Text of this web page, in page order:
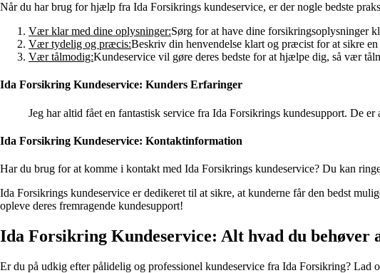
Når du har brug for hjælp fra Ida Forsikrings kundeservice, er der nogle bedste
Vær klar med dine oplysninger:Sørg for at have dine forsikringsoplysninger
Vær tydelig og præcis:Beskriv din henvendelse klart og præcist for at sikre
Vær tålmodig:Kundeservice vil gøre deres bedste for at hjælpe dig, så vær
Ida Forsikring Kundeservice: Kunders Erfaringer
Jeg har altid fået en fantastisk service fra Ida Forsikrings kundesupport. De
Ida Forsikring Kundeservice: Kontaktinformation
Har du brug for at komme i kontakt med Ida Forsikrings kundeservice? Du kan
Ida Forsikrings kundeservice er dedikeret til at sikre, at kunderne får den bedst
opleve deres fremragende kundesupport!
Ida Forsikring Kundeservice: Alt hvad du behøver
Er du på udkig efter pålidelig og professionel kundeservice fra Ida Forsikring? Lad